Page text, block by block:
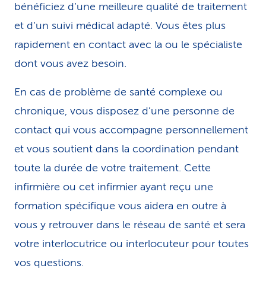
bénéficiez d’une meilleure qualité de traitement
et d’un suivi médical adapté. Vous êtes plus
rapidement en contact avec la ou le spécialiste
dont vous avez besoin.
En cas de problème de santé complexe ou
chronique, vous disposez d’une personne de
contact qui vous accompagne personnellement
et vous soutient dans la coordination pendant
toute la durée de votre traitement. Cette
infirmière ou cet infirmier ayant reçu une
formation spécifique vous aidera en outre à
vous y retrouver dans le réseau de santé et sera
votre interlocutrice ou interlocuteur pour toutes
vos questions.